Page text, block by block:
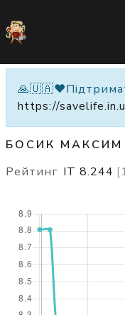
https://
БОСИК МАКСИМ
Рейтинг IT 8.244 [